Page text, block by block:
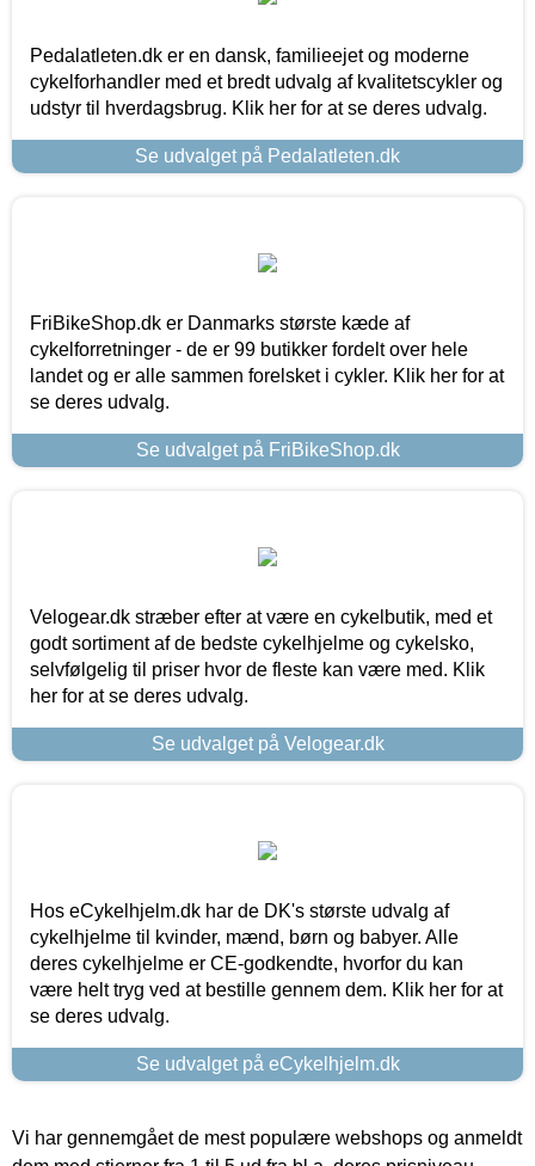
Pedalatleten.dk er en dansk, familieejet og moderne
cykelforhandler med et bredt udvalg af kvalitetscykler og
udstyr til hverdagsbrug. Klik her for at se deres udvalg.
Se udvalget på Pedalatleten.dk
FriBikeShop.dk er Danmarks største kæde af
cykelforretninger - de er 99 butikker fordelt over hele
landet og er alle sammen forelsket i cykler. Klik her for at
se deres udvalg.
Se udvalget på FriBikeShop.dk
Velogear.dk stræber efter at være en cykelbutik, med et
godt sortiment af de bedste cykelhjelme og cykelsko,
selvfølgelig til priser hvor de fleste kan være med. Klik
her for at se deres udvalg.
Se udvalget på Velogear.dk
Hos eCykelhjelm.dk har de DK's største udvalg af
cykelhjelme til kvinder, mænd, børn og babyer. Alle
deres cykelhjelme er CE-godkendte, hvorfor du kan
være helt tryg ved at bestille gennem dem. Klik her for at
se deres udvalg.
Se udvalget på eCykelhjelm.dk
Vi har gennemgået de mest populære webshops og anmeldt